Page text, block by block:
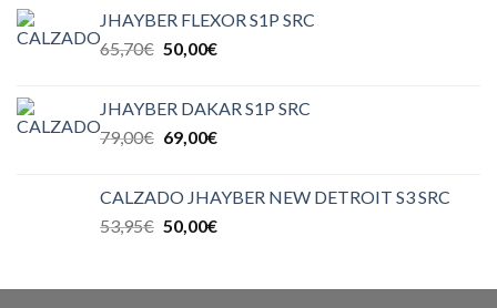
JHAYBER FLEXOR S1P SRC
65,70€ 50,00€
JHAYBER DAKAR S1P SRC
79,00€ 69,00€
CALZADO JHAYBER NEW DETROIT S3 SRC
53,95€ 50,00€